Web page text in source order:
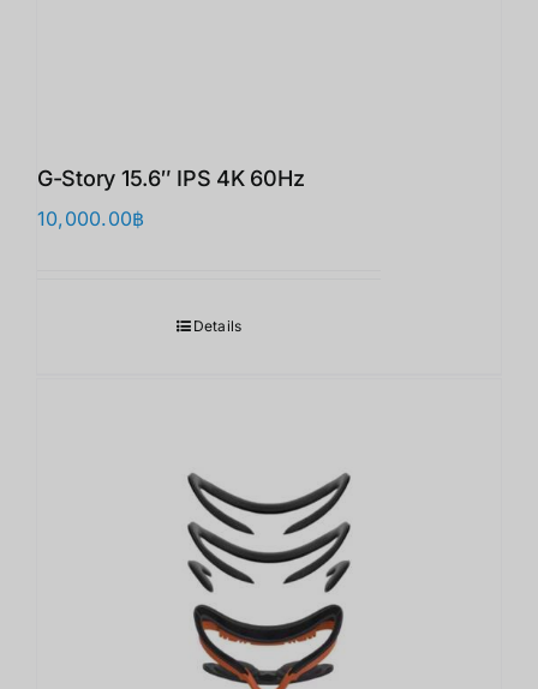
G-Story 15.6″ IPS 4K 60Hz
10,000.00฿
Details